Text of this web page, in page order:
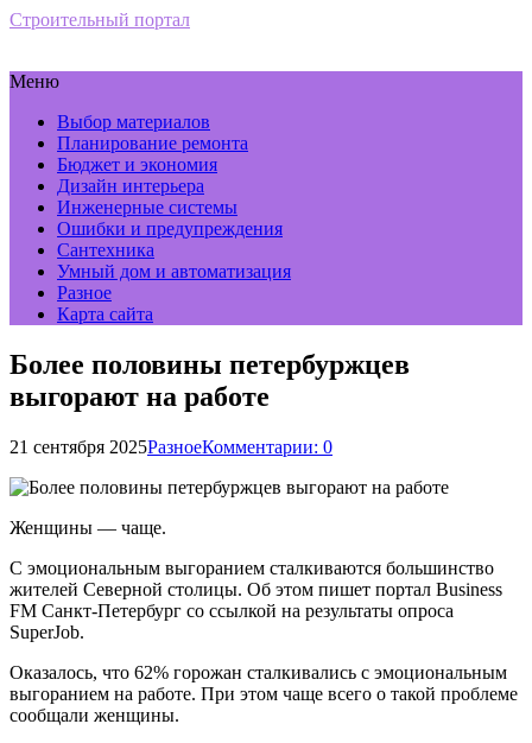
Строительный портал
Меню
Выбор материалов
Планирование ремонта
Бюджет и экономия
Дизайн интерьера
Инженерные системы
Ошибки и предупреждения
Сантехника
Умный дом и автоматизация
Разное
Карта сайта
Более половины петербуржцев
выгорают на работе
21 сентября 2025РазноеКомментарии: 0
Женщины — чаще.
С эмоциональным выгоранием сталкиваются большинство
жителей Северной столицы. Об этом пишет портал Business
FM Санкт-Петербург со ссылкой на результаты опроса
SuperJob.
Оказалось, что 62% горожан сталкивались с эмоциональным
выгоранием на работе. При этом чаще всего о такой проблеме
сообщали женщины.